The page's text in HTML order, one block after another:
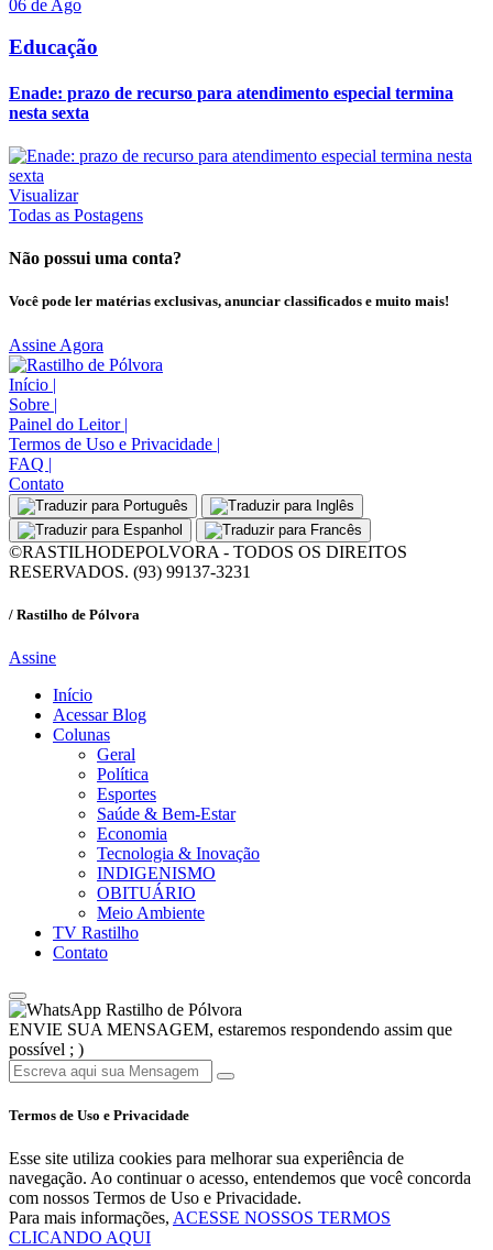
06 de Ago
Educação
Enade: prazo de recurso para atendimento especial termina
nesta sexta
Visualizar
Todas as Postagens
Não possui uma conta?
Você pode ler matérias exclusivas, anunciar classificados e muito mais!
Assine Agora
Início |
Sobre |
Painel do Leitor |
Termos de Uso e Privacidade |
FAQ |
Contato
©RASTILHODEPOLVORA - TODOS OS DIREITOS
RESERVADOS. (93) 99137-3231
/ Rastilho de Pólvora
Assine
Início
Acessar Blog
Colunas
Geral
Política
Esportes
Saúde & Bem-Estar
Economia
Tecnologia & Inovação
INDIGENISMO
OBITUÁRIO
Meio Ambiente
TV Rastilho
Contato
Rastilho de Pólvora
ENVIE SUA MENSAGEM, estaremos respondendo assim que
possível ; )
Termos de Uso e Privacidade
Esse site utiliza cookies para melhorar sua experiência de
navegação. Ao continuar o acesso, entendemos que você concorda
com nossos Termos de Uso e Privacidade.
Para mais informações, ACESSE NOSSOS TERMOS
CLICANDO AQUI